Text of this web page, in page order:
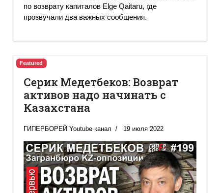
по возврату капиталов Elge Qaitaru, где
прозвучали два важных сообщения.
Featured
Серик Медетбеков: Возврат
активов надо начинать с
Казахстана
ГИПЕРБОРЕЙ Youtube канал 19 июля 2022